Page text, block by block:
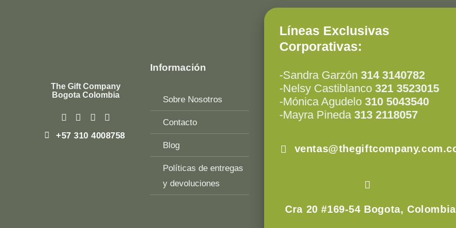
The Gift Company
Bogota Colombia
+57 310 4008758
Información
Sobre Nosotros
Contacto
Blog
Políticas de entregas
y devoluciones
Líneas Exclusivas
Corporativas:
-Sandra Garzón 314 3140782
-Nelsy Castiblanco 321 3523015
-Mónica Agudelo 310 5043540
-Mayra Pineda313 2118057
Cra 20 #169-54 Bogota, Colombia